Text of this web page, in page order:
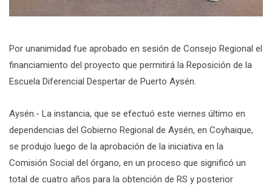
Por unanimidad fue aprobado en sesión de Consejo Regional el
financiamiento del proyecto que permitirá la Reposición de la
Escuela Diferencial Despertar de Puerto Aysén.
Aysén.- La instancia, que se efectuó este viernes último en
dependencias del Gobierno Regional de Aysén, en Coyhaique,
se produjo luego de la aprobación de la iniciativa en la
Comisión Social del órgano, en un proceso que significó un
total de cuatro años para la obtención de RS y posterior